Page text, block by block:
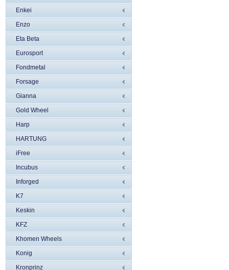
Enkei
Enzo
Eta Beta
Eurosport
Fondmetal
Forsage
Gianna
Gold Wheel
Harp
HARTUNG
iFree
Incubus
Inforged
K7
Keskin
KFZ
Khomen Wheels
Konig
Kronprinz